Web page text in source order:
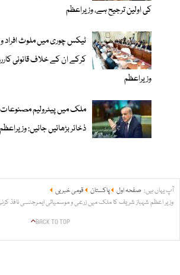
کی اولین ترجیح ہے، وزیراعظم
ٹیکس چوری میں ملوث افراد و
کرکے ان کے خلاف قانونی
وزیراعظم
ملک میں پیٹرولیم
ذخائر بڑھائیں جائیں: وزیراعظم
آپ یہاں ہیں: صفحہ اول پاکستان
قومی خبریں
وزیر اعظم شہباز شریف کا ملک میں زرعی و موسمیاتی ایمرجنسی نافذ
BACK TO TOP